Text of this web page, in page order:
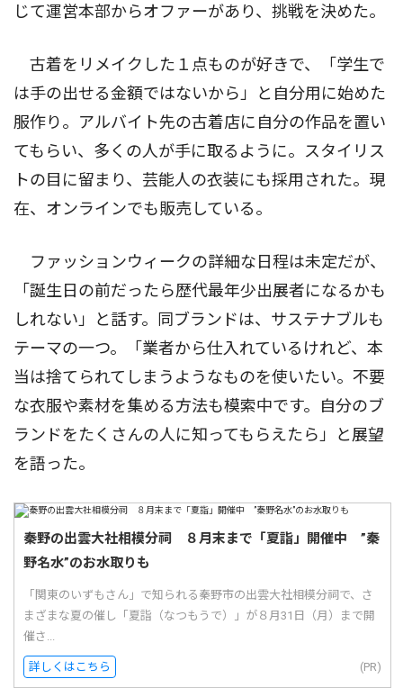
じて運営本部からオファーがあり、挑戦を決めた。
古着をリメイクした１点ものが好きで、「学生で
は手の出せる金額ではないから」と自分用に始めた
服作り。アルバイト先の古着店に自分の作品を置い
てもらい、多くの人が手に取るように。スタイリス
トの目に留まり、芸能人の衣装にも採用された。現
在、オンラインでも販売している。
ファッションウィークの詳細な日程は未定だが、
「誕生日の前だったら歴代最年少出展者になるかも
しれない」と話す。同ブランドは、サステナブルも
テーマの一つ。「業者から仕入れているけれど、本
当は捨てられてしまうようなものを使いたい。不要
な衣服や素材を集める方法も模索中です。自分のブ
ランドをたくさんの人に知ってもらえたら」と展望
を語った。
秦野の出雲大社相模分祠 ８月末まで「夏詣」開催中 ”秦
野名水”のお水取りも
「関東のいずもさん」で知られる秦野市の出雲大社相模分祠で、さ
まざまな夏の催し「夏詣（なつもうで）」が８月31日（月）まで開
催さ...
詳しくはこちら (PR)